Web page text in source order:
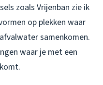
zoals Vrijenban zie ik
op plekken waar
samenkomen.
waar je met een